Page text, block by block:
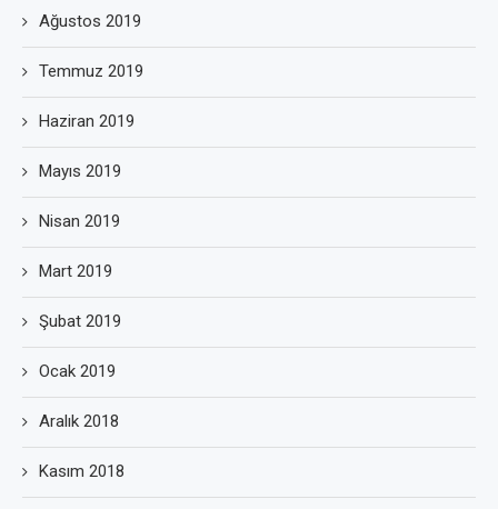
Ağustos 2019
Temmuz 2019
Haziran 2019
Mayıs 2019
Nisan 2019
Mart 2019
Şubat 2019
Ocak 2019
Aralık 2018
Kasım 2018